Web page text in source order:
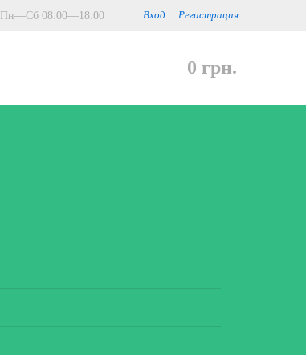
Вход Регистрация
Пн—Сб 08:00—18:00
0 грн.